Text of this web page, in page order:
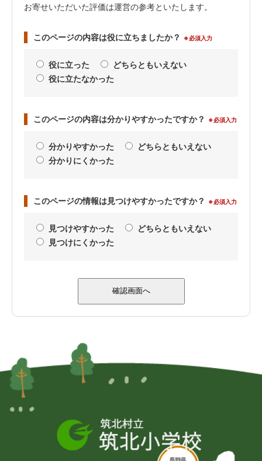
お寄せいただいた評価は運営の参考といたします。
このページの内容は役に立ちましたか？ ※必須入力
役に立った
どちらともいえない
役に立たなかった
このページの内容は分かりやすかったですか？ ※必須入力
分かりやすかった
どちらともいえない
分かりにくかった
このページの情報は見つけやすかったですか？ ※必須入力
見つけやすかった
どちらともいえない
見つけにくかった